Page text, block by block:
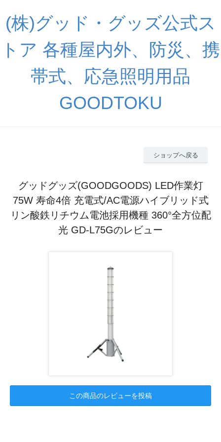
(株)グッド・グッズ公式ス
トア 各種屋内外、防災、携
帯式、応急照明用品
GOODTOKU
ショップへ戻る
グッドグッズ(GOODGOODS) LED作業灯
75W 寿命4倍 充電式/AC電源ハイブリッド式
リン酸鉄リチウム電池採用機種 360°全方位配
光 GD-L75Gのレビュー
この商品のレビューを投稿